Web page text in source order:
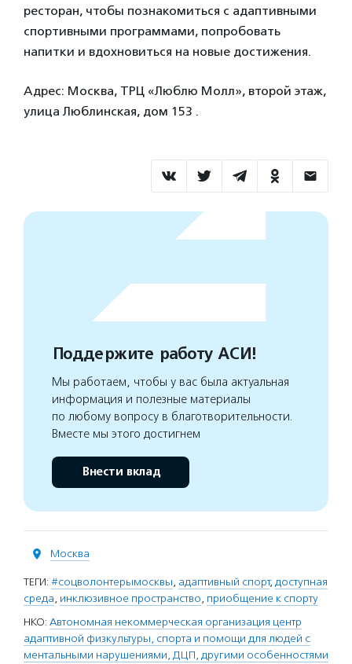
ресторан, чтобы познакомиться с адаптивными
спортивными программами, попробовать
напитки и вдохновиться на новые достижения.
Адрес: Москва, ТРЦ «Люблю Молл», второй этаж,
улица Люблинская, дом 153 .
Поддержите работу АСИ!
Мы работаем, чтобы у вас была актуальная
информация и полезные материалы
по любому вопросу в благотворительности.
Вместе мы этого достигнем
Внести вклад
Москва
ТЕГИ: #соцволонтерымосквы, адаптивный спорт, доступная
среда, инклюзивное пространство, приобщение к спорту
НКО: Автономная некоммерческая организация центр
адаптивной физкультуры, спорта и помощи для людей с
ментальными нарушениями, ДЦП, другими особенностями